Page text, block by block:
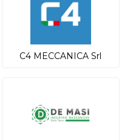
C4 MECCANICA Srl